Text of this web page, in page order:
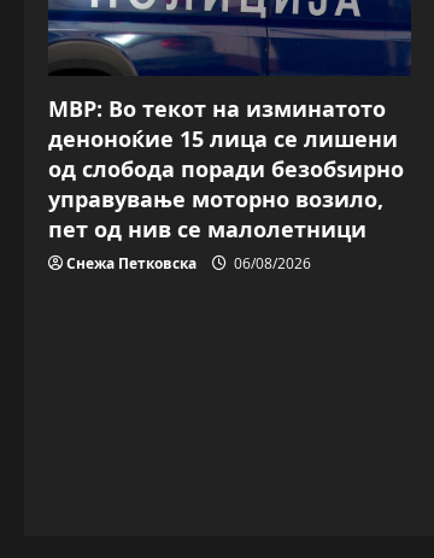
МВР: Во текот на изминатото
деноноќие 15 лица се лишени
од слобода поради безобѕирно
управување моторно возило,
пет од нив се малолетници
Снежа Петковска 06/08/2026